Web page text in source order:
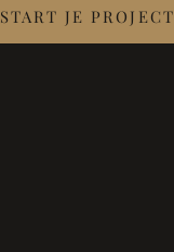
START JE PROJECT